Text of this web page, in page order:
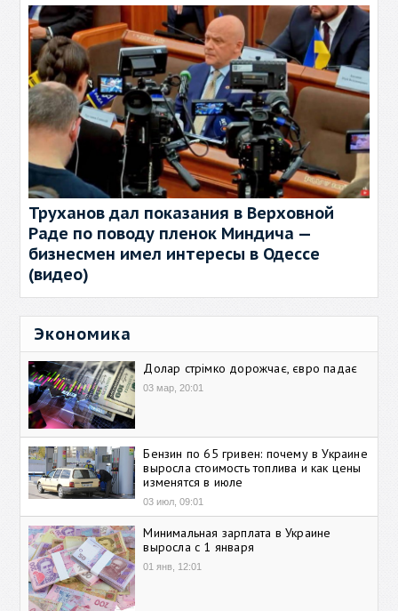
Труханов дал показания в Верховной
Раде по поводу пленок Миндича —
бизнесмен имел интересы в Одессе
(видео)
Экономика
Долар стрімко дорожчає, євро падає
03 мар, 20:01
Бензин по 65 гривен: почему в Украине
выросла стоимость топлива и как цены
изменятся в июле
03 июл, 09:01
Минимальная зарплата в Украине
выросла с 1 января
01 янв, 12:01